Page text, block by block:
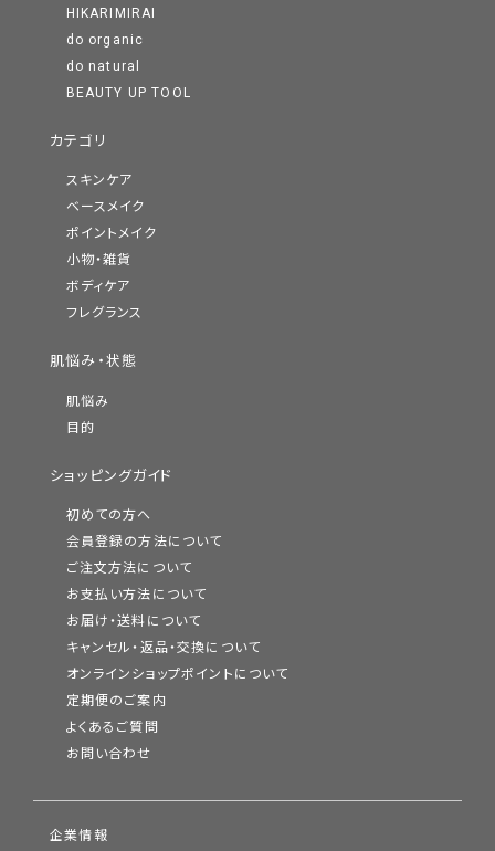
HIKARIMIRAI
do organic
do natural
BEAUTY UP TOOL
カテゴリ
スキンケア
ベースメイク
ポイントメイク
小物・雑貨
ボディケア
フレグランス
肌悩み・状態
肌悩み
目的
ショッピングガイド
初めての方へ
会員登録の方法について
ご注文方法について
お支払い方法について
お届け・送料について
キャンセル・返品・交換について
オンラインショップポイントについて
定期便のご案内
よくあるご質問
お問い合わせ
企業情報